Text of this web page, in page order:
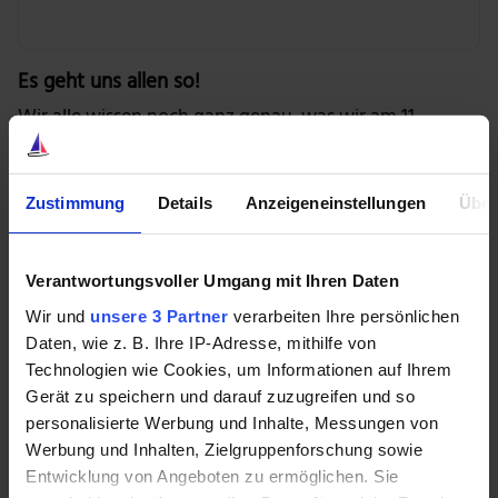
Zustimmung Details Anzeigeneinstellungen
Verantwortungsvoller Umgang mit Ihren Daten
Wir und unsere 3 Partner verarbeiten Ihre persönlichen
Daten, wie z. B. Ihre IP-Adresse, mithilfe von
Technologien wie Cookies, um Informationen auf Ihrem
Gerät zu speichern und darauf zuzugreifen und so
personalisierte Werbung und Inhalte, Messungen von
Werbung und Inhalten, Zielgruppenforschung sowie
Entwicklung von Angeboten zu ermöglichen. Sie
Es geht uns allen so!
Wir alle wissen noch ganz genau, was wir am 11.
September 2001 getan haben, wo wir waren, als wir
zum ersten Mal von den Anschlägen auf das World
Trade Center hörten oder die Bilder zum ersten Mal
sahen, richtig? Es ist, als ob sich dieser Moment in
niemals mehr vergessen werden.
Das ist jedoch falsch – denn jeden Zweiten von uns
täuscht die eigene Erinnerung etwas vor!
Forscher haben den Tag des 11. September für eine
Studie mit 3.000 Menschen genutzt. Sie machten drei
Umfragen zu den Erinnerungen dieser Leute an die